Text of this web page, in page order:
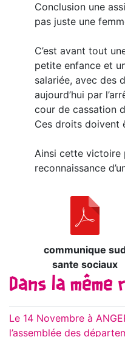
Conclusion une
pas juste une
C’est avant tout
petite enfance et
salariée, avec des
aujourd’hui par
cour de cassation
Ces droits doivent
Ainsi cette victoire
reconnaissance
communique
sante sociaux
Dans la même
Le 14 Novembre à
l’assemblée des